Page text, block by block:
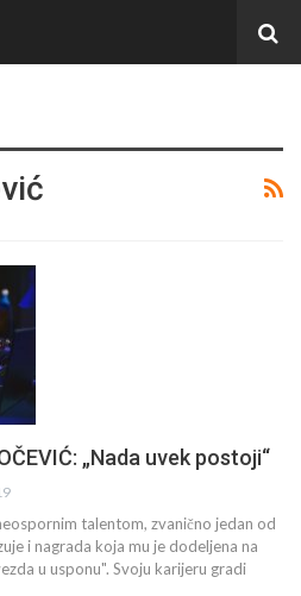
„Nada uvek postoji“
talentom, zvanično jedan od
i nagrada koja mu je dodeljena na
u usponu". Svoju karijeru gradi